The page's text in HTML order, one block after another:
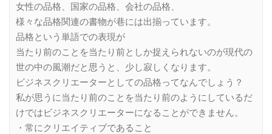
女性の品格、国家の品格、会社の品格、
様々な品格関連の書物が巷には出揃っています。
品格という単語での表現が
当たり前のことを当たり前としか捉えられないのが現代の
世の中の風潮だと思うと、少し寂しくなります。
ビジネスクリエーターとしての品格ってなんでしょう？
私が思うに当たり前のことを当たり前のようにしているだ
けではビジネスクリエーターになることができません。
・常にクリエイティブであること